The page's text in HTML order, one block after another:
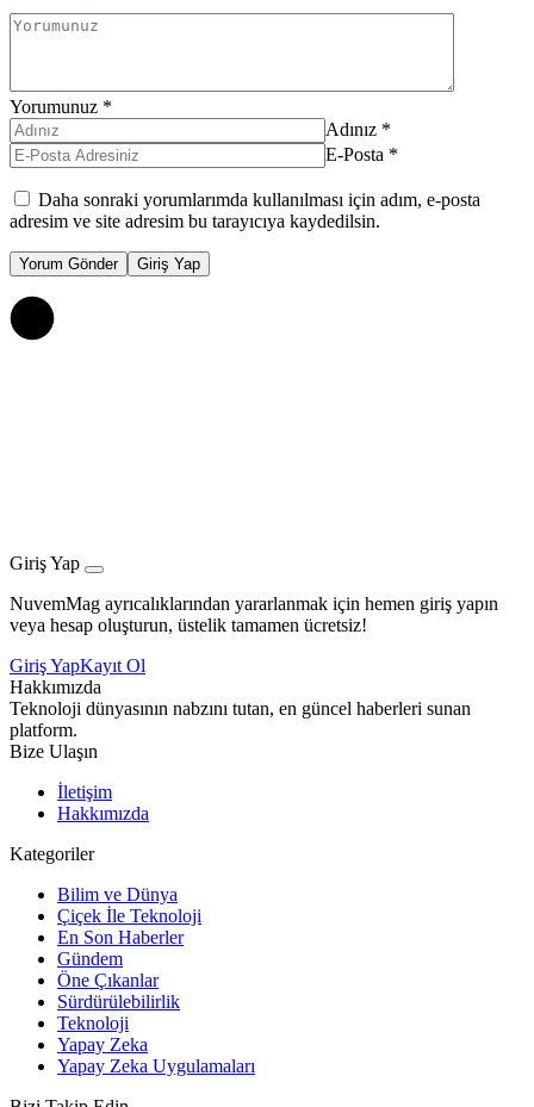
Yorumunuz *
Adınız *
E-Posta *
Daha sonraki yorumlarımda kullanılması için adım, e-posta
adresim ve site adresim bu tarayıcıya kaydedilsin.
Yorum Gönder Giriş Yap
Giriş Yap
NuvemMag ayrıcalıklarından yararlanmak için hemen giriş yapın
veya hesap oluşturun, üstelik tamamen ücretsiz!
Giriş YapKayıt Ol
Hakkımızda
Teknoloji dünyasının nabzını tutan, en güncel haberleri sunan
platform.
Bize Ulaşın
İletişim
Hakkımızda
Kategoriler
Bilim ve Dünya
Çiçek İle Teknoloji
En Son Haberler
Gündem
Öne Çıkanlar
Sürdürülebilirlik
Teknoloji
Yapay Zeka
Yapay Zeka Uygulamaları